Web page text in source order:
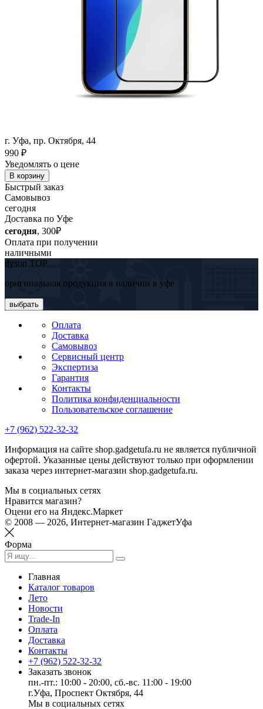
г. Уфа, пр. Октября, 44
990 ₽
Уведомлять о цене
В корзину
Быстрый заказ
Самовывоз
сегодня
Доставка по Уфе
сегодня, 300₽
Оплата при получении
наличными
dyson TOP
оригинальная продукция в наличии в уфе
выбрать
Оплата
Доставка
Самовывоз
Сервисный центр
Экспертиза
Гарантия
Контакты
Политика конфиденциальности
Пользовательское соглашение
+7 (962) 522-32-32
Информация на сайте shop.gadgetufa.ru не является публичной
офертой. Указанные цены действуют только при оформлении
заказа через интернет-магазин shop.gadgetufa.ru.
Мы в социальных сетях
Нравится магазин?
Оцени его на Яндекс.Маркет
© 2008 — 2026, Интернет-магазин ГаджетУфа
Форма
Главная
Каталог товаров
Лето
Новости
Trade-In
Оплата
Доставка
Контакты
+7 (962) 522-32-32
Заказать звонок
пн.-пт.: 10:00 - 20:00, сб.-вс. 11:00 - 19:00
г.Уфа, Проспект Октября, 44
Мы в социальных сетях